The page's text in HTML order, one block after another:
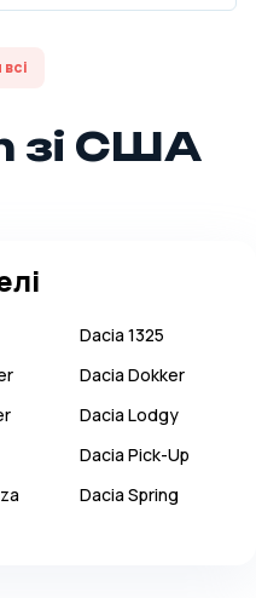
зі США
Dacia 1325
Dacia Dokker
Dacia Lodgy
Dacia Pick-Up
Dacia Spring